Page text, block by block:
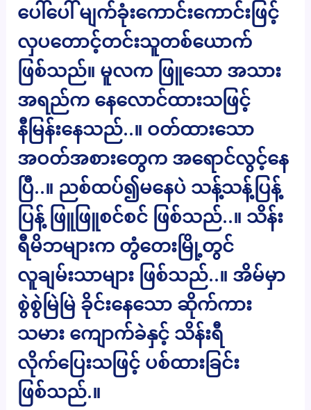
ပေါ်ပေါ် မျက်ခုံးကောင်းကောင်းဖြင့်
လှပတောင့်တင်းသူတစ်ယောက်
ဖြစ်သည်။ မူလက ဖြူသော အသား
အရည်က နေလောင်ထားသဖြင့်
နီမြန်းနေသည်..။ ဝတ်ထားသော
အဝတ်အစားတွေက အရောင်လွင့်နေ
ပြီ..။ ညစ်ထပ်၍မနေပဲ သန့်သန့်ပြန့်
ပြန့် ဖြူဖြူစင်စင် ဖြစ်သည်..။ သိန်း
ရီမိဘများက တွံတေးမြို့တွင်
လူချမ်းသာများ ဖြစ်သည်..။ အိမ်မှာ
စွဲစွဲမြဲမြဲ ခိုင်းနေသော ဆိုက်ကား
သမား ကျောက်ခဲနှင့် သိန်းရီ
လိုက်ပြေးသဖြင့် ပစ်ထားခြင်း
ဖြစ်သည်.။